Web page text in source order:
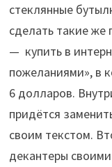
стеклянные
сделать такие же
— купить в
пожеланиями», в
6 долларов.
придётся
своим текстом.
декантеры